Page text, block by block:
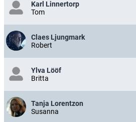
Karl Linnertorp
Tom
Claes Ljungmark
Robert
Ylva Lööf
Britta
Tanja Lorentzon
Susanna